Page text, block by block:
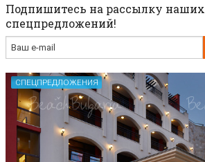
Подпишитесь на рассылку наших
спецпредложений!
СПЕЦПРЕДЛОЖЕНИЯ